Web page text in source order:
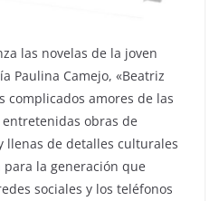
las novelas de la joven
Paulina Camejo, «Beatriz
complicados amores de las
obras de
llenas de detalles culturales
la generación que
sociales y los teléfonos